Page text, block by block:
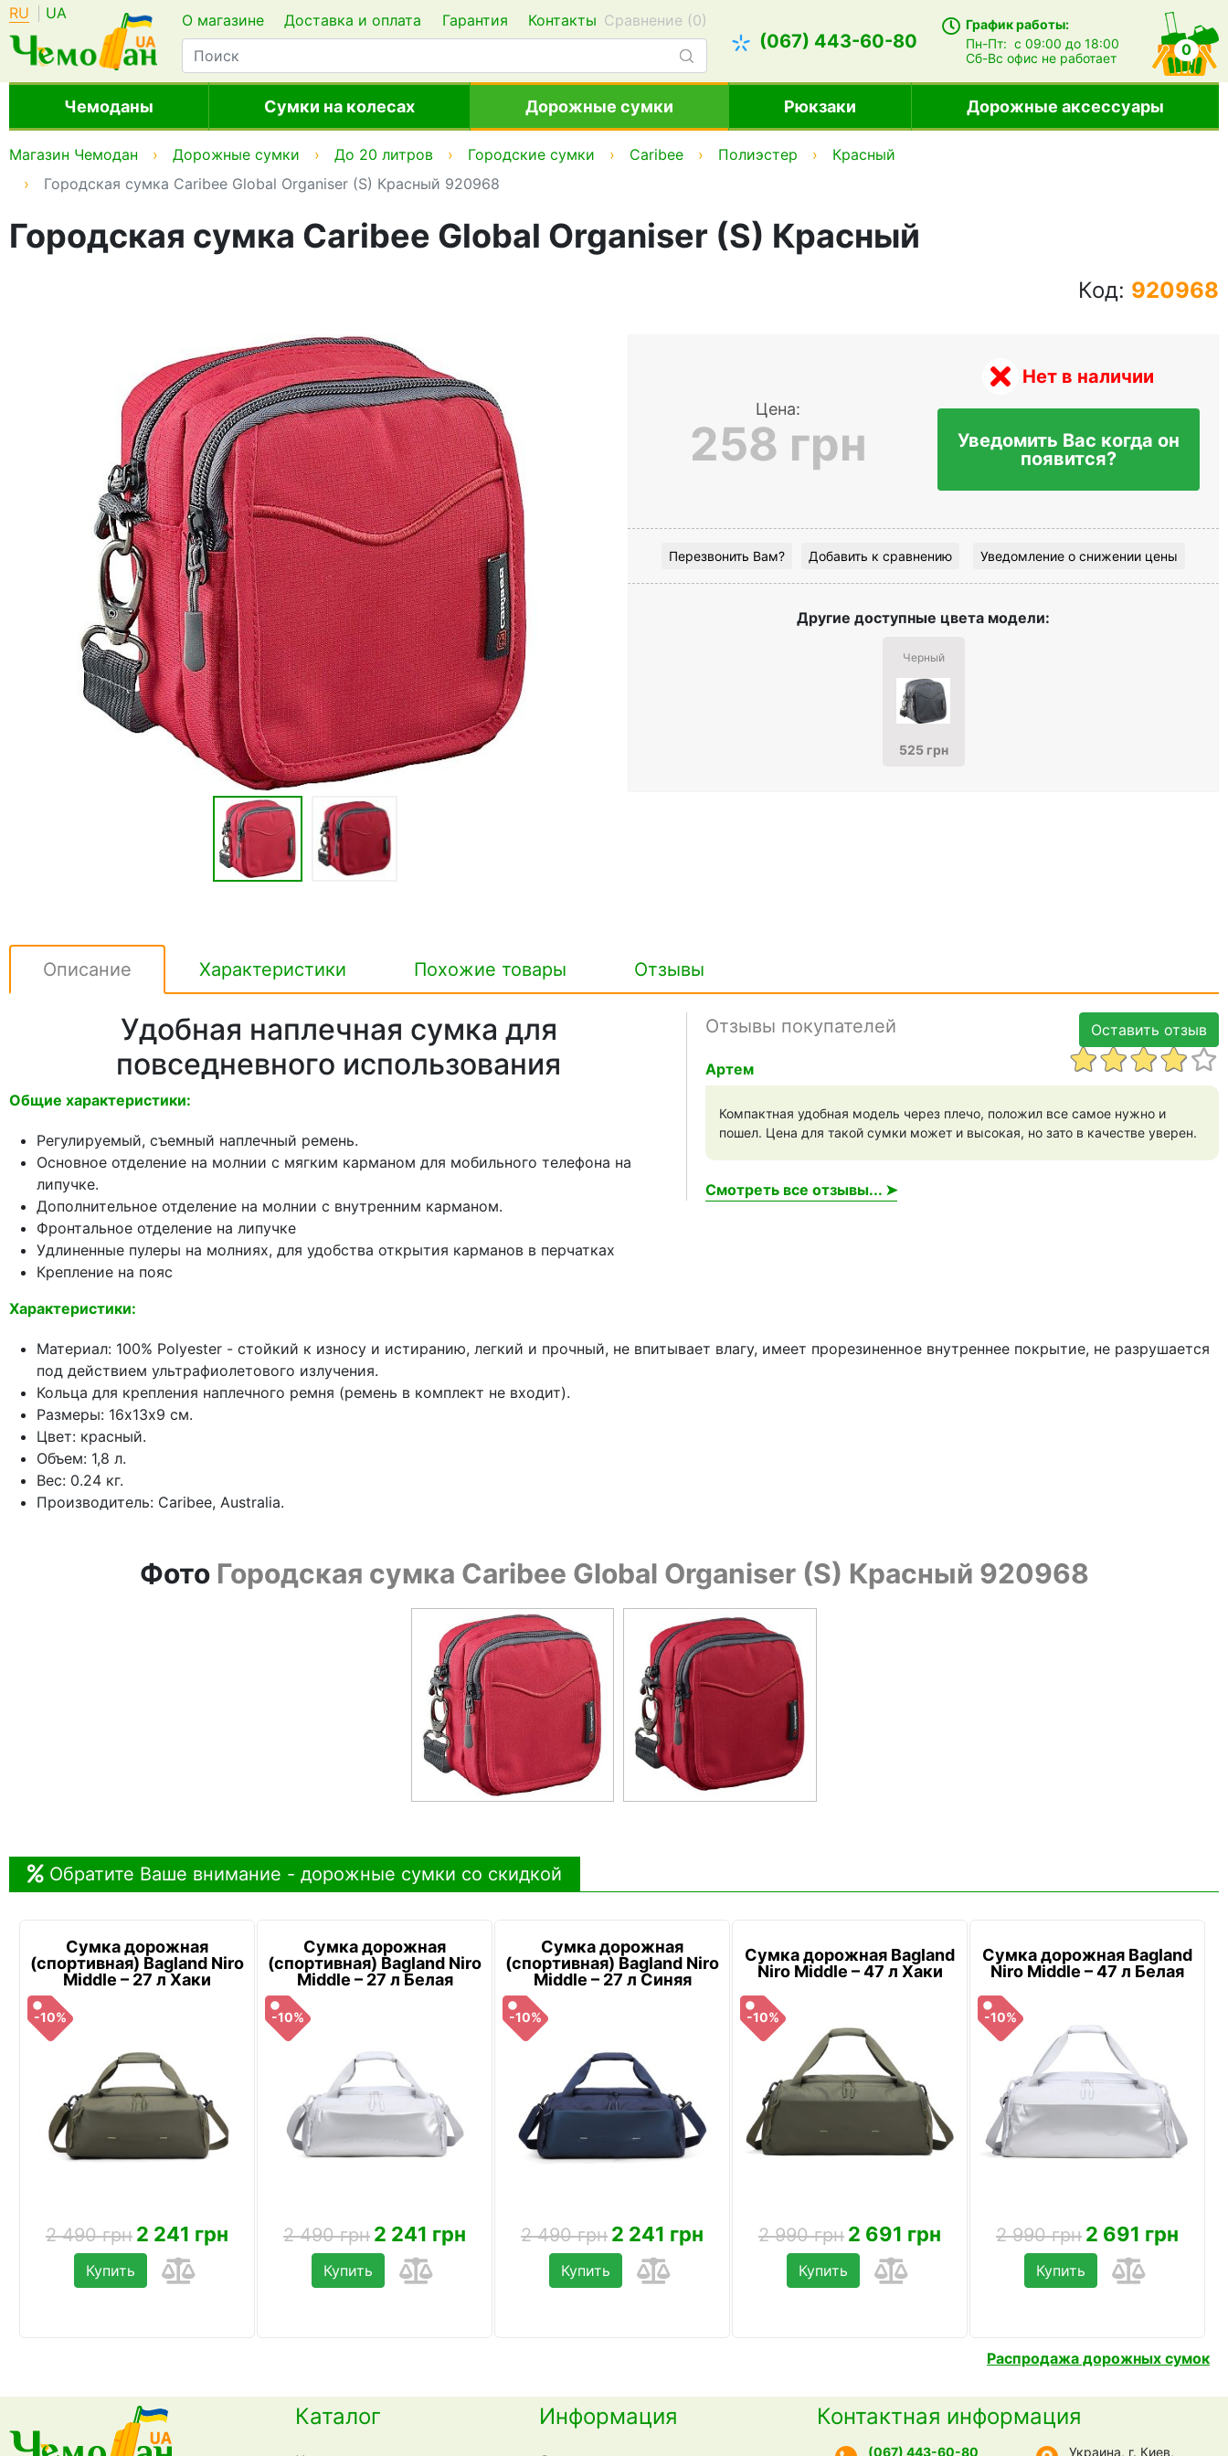
RU UA О магазине Доставка и оплата Гарантия Контакты Сравнение (0)
(067) 443-60-80
График работы:
Пн-Пт:с 09:00 до 18:00
Сб-Всофис не работает 0
Чемоданы Сумки на колесах Дорожные сумки Рюкзаки Дорожные аксессуары
Магазин Чемодан Дорожные сумки До 20 литров Городские сумки Caribee Полиэстер
Красный
Городская сумка Caribee Global Organiser (S) Красный 920968
Городская сумка Caribee Global Organiser (S) Красный
Код: 920968
Цена:
258 грн
Нет в наличии
Уведомить Вас когда он
появится?
Перезвонить Вам? Добавить к сравнению Уведомление о снижении цены
Другие доступные цвета модели:
Черный
525 грн
Описание Характеристики Похожие товары Отзывы
Оставить отзыв
Отзывы покупателей
Артем
Компактная удобная модель через плечо, положил все самое нужно и
пошел. Цена для такой сумки может и высокая, но зато в качестве уверен.
Смотреть все отзывы... ➤
Удобная наплечная сумка для
повседневного использования
Общие характеристики:
Регулируемый, съемный наплечный ремень.
Основное отделение на молнии с мягким карманом для мобильного телефона на
липучке.
Дополнительное отделение на молнии с внутренним карманом.
Фронтальное отделение на липучке
Удлиненные пулеры на молниях, для удобства открытия карманов в перчатках
Крепление на пояс
Характеристики:
Материал: 100% Polyester - стойкий к износу и истиранию, легкий и прочный, не впитывает влагу, имеет прорезиненное внутреннее покрытие, не разрушается
под действием ультрафиолетового излучения.
Кольца для крепления наплечного ремня (ремень в комплект не входит).
Размеры: 16х13х9 см.
Цвет: красный.
Объем: 1,8 л.
Вес: 0.24 кг.
Производитель: Caribee, Australia.
Фото Городская сумка Caribee Global Organiser (S) Красный 920968
Обратите Ваше внимание - дорожные сумки со скидкой
Сумка дорожная
(спортивная) Bagland Niro
Middle – 27 л Хаки
-10%
2 490 грн 2 241 грн
Купить
Сумка дорожная
(спортивная) Bagland Niro
Middle – 27 л Белая
-10%
2 490 грн 2 241 грн
Купить
Сумка дорожная
(спортивная) Bagland Niro
Middle – 27 л Синяя
-10%
2 490 грн 2 241 грн
Купить
Сумка дорожная Bagland
Niro Middle – 47 л Хаки
-10%
2 990 грн 2 691 грн
Купить
Сумка дорожная Bagland
Niro Middle – 47 л Белая
-10%
2 990 грн 2 691 грн
Купить
Распродажа дорожных сумок
Каталог Информация Контактная информация
(067) 443-60-80 Украина, г. Киев,